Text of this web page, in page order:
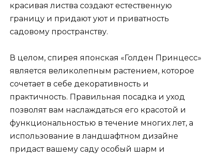
красивая листва создают естественную
границу и придают уют и приватность
садовому пространству.
В целом, спирея японская «Голден Принцесс»
является великолепным растением, которое
сочетает в себе декоративность и
практичность. Правильная посадка и уход
позволят вам наслаждаться его красотой и
функциональностью в течение многих лет, а
использование в ландшафтном дизайне
придаст вашему саду особый шарм и